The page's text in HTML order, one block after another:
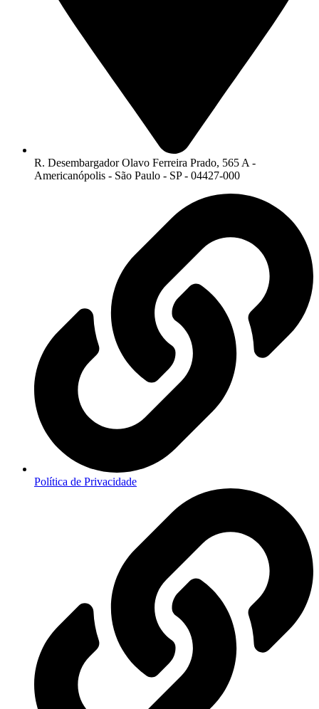
R. Desembargador Olavo Ferreira Prado, 565 A -
Americanópolis - São Paulo - SP - 04427-000
Política de Privacidade